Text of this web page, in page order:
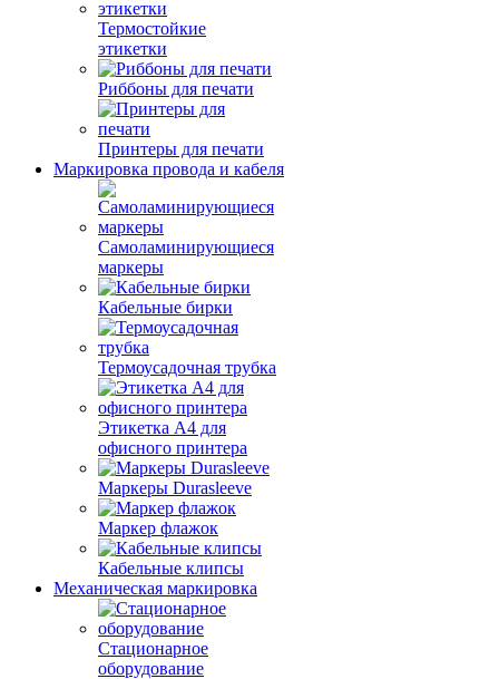
Термостойкие
этикетки
Риббоны для печати
Принтеры для печати
Маркировка провода и кабеля
Самоламинирующиеся
маркеры
Кабельные бирки
Термоусадочная трубка
Этикетка А4 для
офисного принтера
Маркеры Durasleeve
Маркер флажок
Кабельные клипсы
Механическая маркировка
Стационарное
оборудование